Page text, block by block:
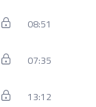
08:51
07:35
13:12